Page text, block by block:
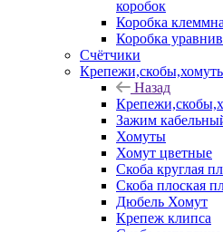
коробок
Коробка
Коробка
Счётчики
Назад
Зажим
Хомуты
Хомут цветные
Скоба круглая
Скоба плоская
Дюбель Хомут
Крепеж клипса